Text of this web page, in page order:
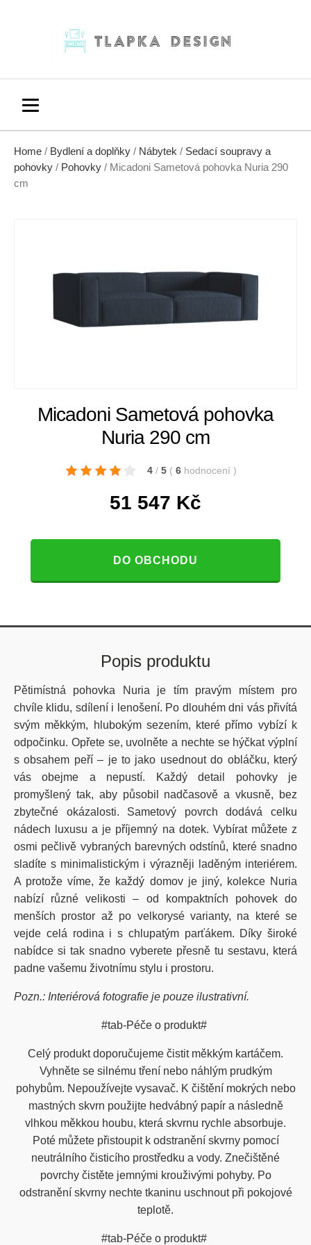
Home / Bydlení a doplňky / Nábytek / Sedací soupravy a
pohovky / Pohovky / Micadoni Sametová pohovka Nuria 290
cm
Micadoni Sametová pohovka
Nuria 290 cm
4 / 5 ( 6 hodnocení )
51 547 Kč
DO OBCHODU
Popis produktu
Pětimístná pohovka Nuria je tím pravým místem pro
chvíle klidu, sdílení i lenošení. Po dlouhém dni vás přivítá
svým měkkým, hlubokým sezením, které přímo vybízí k
odpočinku. Opřete se, uvolněte a nechte se hýčkat výplní
s obsahem peří – je to jako usednout do obláčku, který
vás obejme a nepustí. Každý detail pohovky je
promyšlený tak, aby působil nadčasově a vkusně, bez
zbytečné okázalosti. Sametový povrch dodává celku
nádech luxusu a je příjemný na dotek. Vybírat můžete z
osmi pečlivě vybraných barevných odstínů, které snadno
sladíte s minimalistickým i výrazněji laděným interiérem.
A protože víme, že každý domov je jiný, kolekce Nuria
nabízí různé velikosti – od kompaktních pohovek do
menších prostor až po velkorysé varianty, na které se
vejde celá rodina i s chlupatým parťákem. Díky široké
nabídce si tak snadno vyberete přesně tu sestavu, která
padne vašemu životnímu stylu i prostoru.
Pozn.: Interiérová fotografie je pouze ilustrativní.
#tab-Péče o produkt#
Celý produkt doporučujeme čistit měkkým kartáčem.
Vyhněte se silnému tření nebo náhlým prudkým
pohybům. Nepoužívejte vysavač. K čištění mokrých nebo
mastných skvrn použijte hedvábný papír a následně
vlhkou měkkou houbu, která skvrnu rychle absorbuje.
Poté můžete přistoupit k odstranění skvrny pomocí
neutrálního čisticího prostředku a vody. Znečištěné
povrchy čistěte jemnými krouživými pohyby. Po
odstranění skvrny nechte tkaninu uschnout při pokojové
teplotě.
#tab-Péče o produkt#